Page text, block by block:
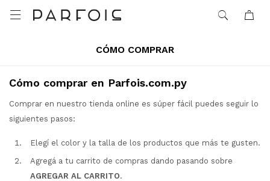

CÓMO COMPRAR
Cómo comprar en Parfois.com.py
Comprar en nuestro tienda online es súper fácil puedes seguir lo
siguientes pasos:
Elegí el color y la talla de los productos que más te gusten.
Agregá a tu carrito de compras dando pasando sobre
AGREGAR AL CARRITO.